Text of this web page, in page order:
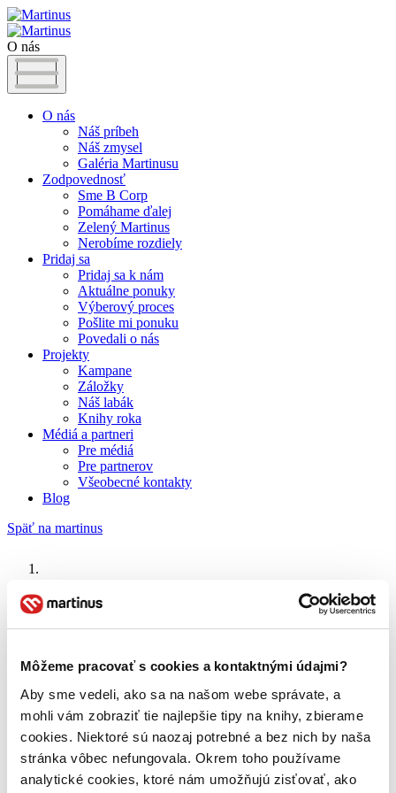
Môžeme pracovať s cookies a kontaktnými údajmi?
Aby sme vedeli, ako sa na našom webe správate, a
mohli vám zobraziť tie najlepšie tipy na knihy, zbierame
cookies. Niektoré sú naozaj potrebné a bez nich by naša
stránka vôbec nefungovala. Okrem toho používame
analytické cookies, ktoré nám umožňujú zisťovať, ako
O nás
O nás
Náš príbeh
Náš zmysel
Galéria Martinusu
Zodpovednosť
Sme B Corp
Pomáhame ďalej
Zelený Martinus
Nerobíme rozdiely
Pridaj sa
Pridaj sa k nám
Aktuálne ponuky
Výberový proces
Pošlite mi ponuku
Povedali o nás
Projekty
Kampane
Záložky
Náš labák
Knihy roka
Médiá a partneri
Pre médiá
Pre partnerov
Všeobecné kontakty
Blog
Späť na martinus
Nový Zéland
Náš príbeh
Náš zmysel
Galéria Martinusu
Zodpovednosť
Sme B Corp
Pomáhame ďalej